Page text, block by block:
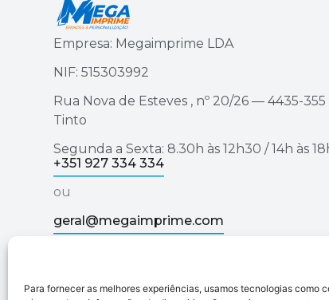
Para fornecer as melhores experiências, usamos tecnologias como
Empresa: Megaimprime LDA
NIF: 515303992
Rua Nova de Esteves , nº 20/26 — 4435-355
Tinto
Segunda a Sexta: 8.30h às 12h30 / 14h às
+351 927 334 334
ou
geral@megaimprime.com